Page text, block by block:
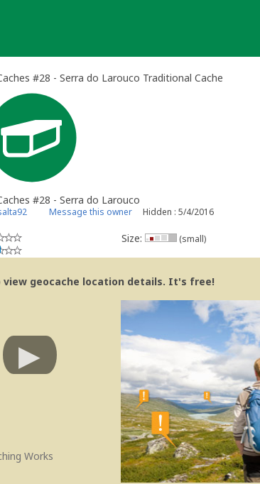
#28 - Serra do Larouco Traditional Cache
#28 - Serra do Larouco
Message this owner Hidden : 5/4/2016
Size: (small)
view geocache location details. It's free!
Works